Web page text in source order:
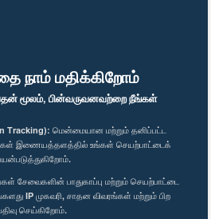
நாம் மதிக்கிறோம்
மூலம், பின்வருவனவற்றை நீங்கள்
Tracking): மென்மையான மற்றும் தனிப்பட்ட
இணையத்தளத்தில் உங்கள் செயற்பாட்டைக்
சேவைகளின் பாதுகாப்பு மற்றும் செயற்பாட்டை
IP முகவரி, சாதன விவரங்கள் மற்றும் பிற
செய்கிறோம்.